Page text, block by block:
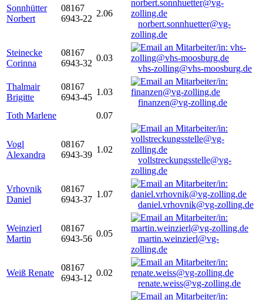
Sonnhütter
Norbert
08167
6943-22
2.06
norbert.sonnhuetter@vg-
zolling.de
Steinecke
Corinna
08167
6943-32
0.03
vhs-zolling@vhs-moosburg.de
Thalmair
Brigitte
08167
6943-45
1.03
finanzen@vg-zolling.de
Toth Marlene
0.07
Vogl
Alexandra
08167
6943-39
1.02
vollstreckungsstelle@vg-
zolling.de
Vrhovnik
Daniel
08167
6943-37
1.07
daniel.vrhovnik@vg-zolling.de
Weinzierl
Martin
08167
6943-56
0.05
martin.weinzierl@vg-
zolling.de
Weiß Renate
08167
6943-12
0.02
renate.weiss@vg-zolling.de